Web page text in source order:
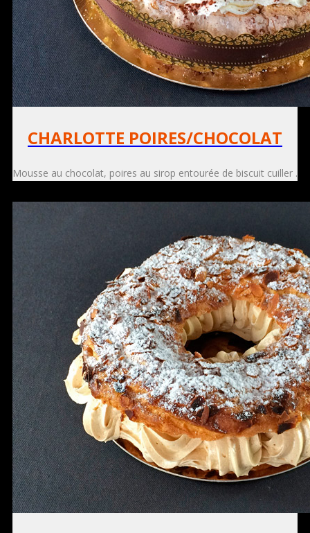
CHARLOTTE POIRES/CHOCOLAT
Mousse au chocolat, poires au sirop entourée de biscuit cuiller .